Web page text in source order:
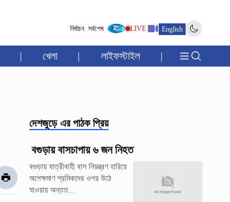
নির্বাচন সর্বশেষ LIVE English
| খেলা | লাইফস্টাইল |
দেশজুড়ে এর পাঠক প্রিয়
বগুড়ায় বাসচাপায় ৬ জন নিহত
বগুড়ায় যাত্রীবাহী বাস নিয়ন্ত্রণ হারিয়ে
অপেক্ষমাণ শ্রমিকদের ওপর উঠে
যাওয়ায় অন্তত...